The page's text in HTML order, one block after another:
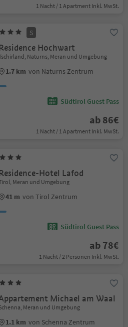
1 Nacht / 1 Apartment Inkl. MwSt.
S
Hochwart
Naturns, Meran und Umgebung
1.7 km von Naturns Zentrum
Südtirol Guest Pass
ab 86€
1 Nacht / 1 Apartment Inkl. MwSt.
Hotel Lafod
Meran und Umgebung
41 m von Tirol Zentrum
Südtirol Guest Pass
ab 78€
1 Nacht / 2 Personen Inkl. MwSt.
Michael am Waal
Meran und Umgebung
1.1 km von Schenna Zentrum